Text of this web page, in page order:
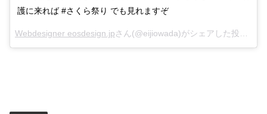
護に来れば #さくら祭り でも見れますぞ
Webdesigner eosdesign.jpさん(@eijiowada)がシェアした投稿 –